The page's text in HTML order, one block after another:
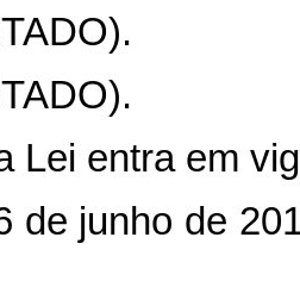
Lei entra em
de junho de